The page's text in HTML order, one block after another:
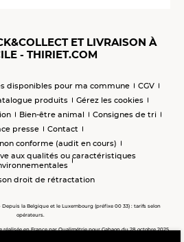
ET LIVRAISON À
- THIRIET.COM
disponibles pour ma commune
CGV
produits
Gérez les cookies
Bien-être animal
Consignes de tri
presse
Contact
conforme (audit en cours)
aux qualités ou caractéristiques
droit de rétractation
la Belgique et le Luxembourg (préfixe 00 33) : tarifs selon
opérateurs.
en France par Qualimétrie pour Gabaon du 28 octobre 2025